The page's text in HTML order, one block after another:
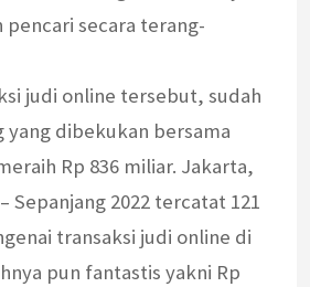
secara terang-
judi online tersebut, sudah
yang dibekukan bersama
Rp 836 miliar. Jakarta,
Sepanjang 2022 tercatat 121
transaksi judi online di
pun fantastis yakni Rp